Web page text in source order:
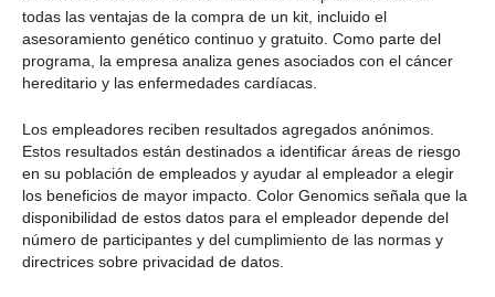
todas las ventajas de la compra de un kit, incluido el
asesoramiento genético continuo y gratuito. Como parte del
programa, la empresa analiza genes asociados con el cáncer
hereditario y las enfermedades cardíacas.
Los empleadores reciben resultados agregados anónimos.
Estos resultados están destinados a identificar áreas de riesgo
en su población de empleados y ayudar al empleador a elegir
los beneficios de mayor impacto. Color Genomics señala que la
disponibilidad de estos datos para el empleador depende del
número de participantes y del cumplimiento de las normas y
directrices sobre privacidad de datos.